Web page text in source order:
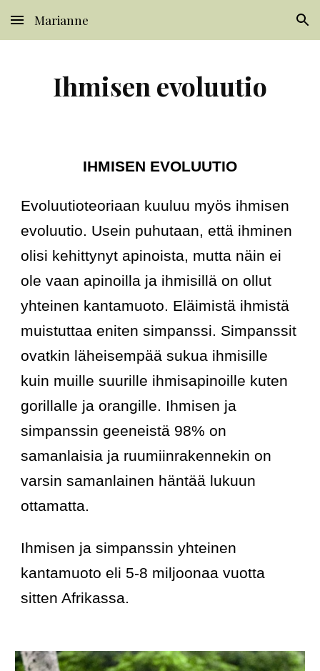
Skip to main content Skip to navigation
Marianne
Ihmisen evoluutio
IHMISEN EVOLUUTIO
Evoluutioteoriaan kuuluu myös ihmisen
evoluutio. Usein puhutaan, että ihminen
olisi kehittynyt apinoista, mutta näin ei
ole vaan apinoilla ja ihmisillä on ollut
yhteinen kantamuoto. Eläimistä ihmistä
muistuttaa eniten simpanssi. Simpanssit
ovatkin läheisempää sukua ihmisille
kuin muille suurille ihmisapinoille kuten
gorillalle ja orangille. Ihmisen ja
simpanssin geeneistä 98% on
samanlaisia ja ruumiinrakennekin on
varsin samanlainen häntää lukuun
ottamatta.
Ihmisen ja simpanssin yhteinen
kantamuoto eli 5-8 miljoonaa vuotta
sitten Afrikassa.